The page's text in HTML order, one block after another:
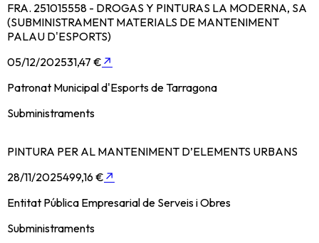
FRA. 251015558 - DROGAS Y PINTURAS LA MODERNA, SA
(SUBMINISTRAMENT MATERIALS DE MANTENIMENT
PALAU D'ESPORTS)
05/12/202531,47 € ↗
Patronat Municipal d'Esports de Tarragona
Subministraments
PINTURA PER AL MANTENIMENT D’ELEMENTS URBANS
28/11/2025499,16 € ↗
Entitat Pública Empresarial de Serveis i Obres
Subministraments